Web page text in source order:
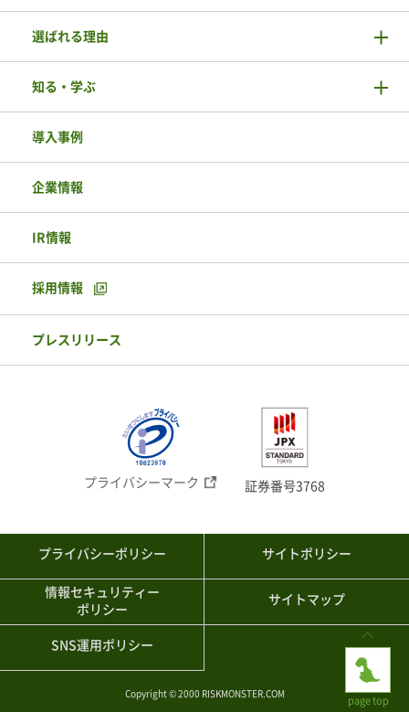
選ばれる理由
知る・学ぶ
導入事例
企業情報
IR情報
採用情報
プレスリリース
プライバシーマーク 証券番号3768
プライバシーポリシー
情報セキュリティー
ポリシー
SNS運用ポリシー
サイトポリシー
サイトマップ
Copyright © 2000 RISKMONSTER.COM
page top